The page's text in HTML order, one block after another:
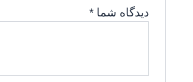
دیدگاه شما *